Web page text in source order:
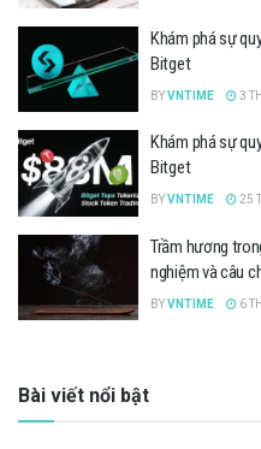
Khám phá sự
Bitget
BYVNTIME 3
Khám phá sự
Bitget
BYVNTIME 25
Trầm hương
nghiệm và câu
BYVNTIME 6
Bài viết nổi bật